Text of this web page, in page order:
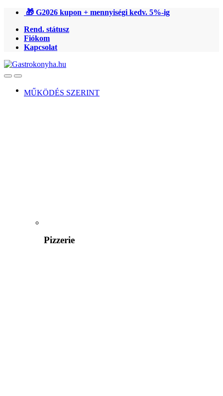
Ugrás
navigációhoz
Ugrás
tartalomra
🎁 G2026 kupon + mennyiségi kedv. 5%-ig
Rend. státusz
Fiókom
Kapcsolat
OpenClose
MŰKÖDÉS SZERINT
Pizzerie